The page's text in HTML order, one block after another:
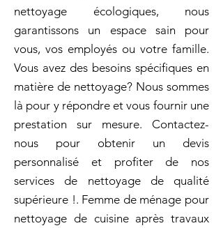
nettoyage écologiques, nous
garantissons un espace sain pour
vous, vos employés ou votre famille.
Vous avez des besoins spécifiques en
matière de nettoyage? Nous sommes
là pour y répondre et vous fournir une
prestation sur mesure. Contactez-
nous pour obtenir un devis
personnalisé et profiter de nos
services de nettoyage de qualité
supérieure !. Femme de ménage pour
nettoyage de cuisine après travaux